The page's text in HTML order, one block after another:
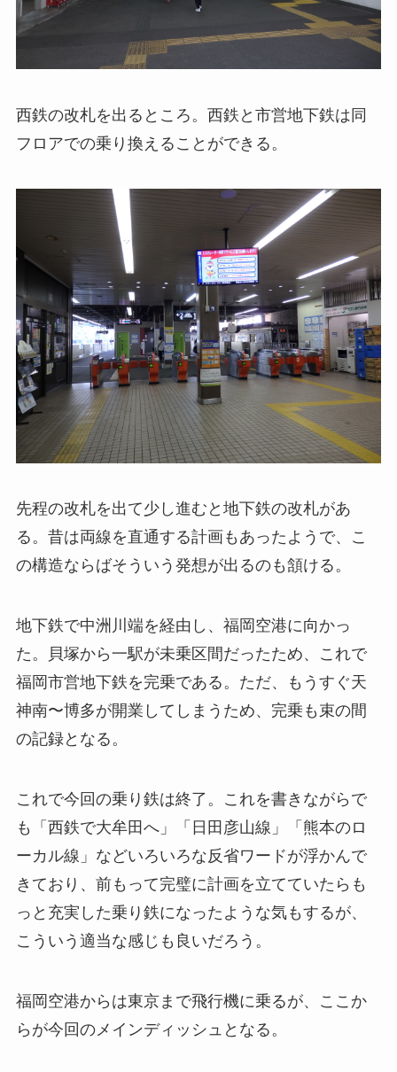
西鉄の改札を出るところ。西鉄と市営地下鉄は同
フロアでの乗り換えることができる。
先程の改札を出て少し進むと地下鉄の改札があ
る。昔は両線を直通する計画もあったようで、こ
の構造ならばそういう発想が出るのも頷ける。
地下鉄で中洲川端を経由し、福岡空港に向かっ
た。貝塚から一駅が未乗区間だったため、これで
福岡市営地下鉄を完乗である。ただ、もうすぐ天
神南〜博多が開業してしまうため、完乗も束の間
の記録となる。
これで今回の乗り鉄は終了。これを書きながらで
も「西鉄で大牟田へ」「日田彦山線」「熊本のロ
ーカル線」などいろいろな反省ワードが浮かんで
きており、前もって完璧に計画を立てていたらも
っと充実した乗り鉄になったような気もするが、
こういう適当な感じも良いだろう。
福岡空港からは東京まで飛行機に乗るが、ここか
らが今回のメインディッシュとなる。